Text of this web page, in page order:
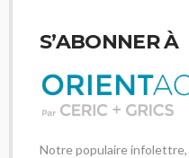
S’ABONNER À
Notre populaire infolettre,